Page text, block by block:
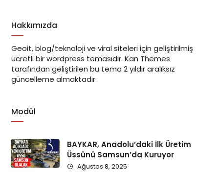
Hakkımızda
Geoit, blog/teknoloji ve viral siteleri için geliştirilmiş
ücretli bir wordpress temasıdır. Kan Themes
tarafından geliştirilen bu tema 2 yıldır aralıksız
güncelleme almaktadır.
Modül
BAYKAR, Anadolu’daki İlk Üretim
Üssünü Samsun’da Kuruyor
Ağustos 8, 2025